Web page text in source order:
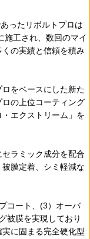
ったリボルトプロは
施工され、数回のマイ
の実績と信頼を積み
をベースにした新た
の上位コーティング
エクストリーム」を
ラミック成分を配合
膜定着、シミ軽減な
コート、(3）オーバ
被膜を実現しており
に固まる完全硬化型